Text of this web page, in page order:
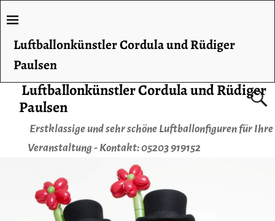
Luftballonkünstler Cordula und Rüdiger
Paulsen
Erstklassige und sehr schöne Luftballonfiguren für Ihre
Veranstaltung - Kontakt: 05203 919152
Luftballonkünstler Cordula und Rüdiger
Paulsen